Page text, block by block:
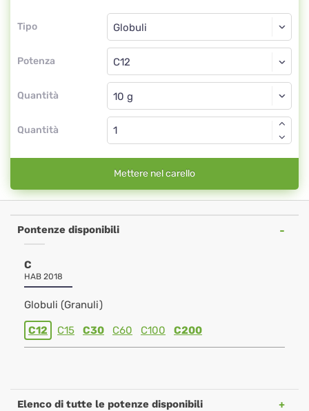
Tipo
Tipo
Potenza
Globuli
C12
Quantità
Globuli
Quantità
Mettere nel carello
Pontenze disponibili
C
HAB 2018
Globuli (Granuli)
C12 C15 C30 C60 C100 C200
Elenco di tutte le potenze disponibili